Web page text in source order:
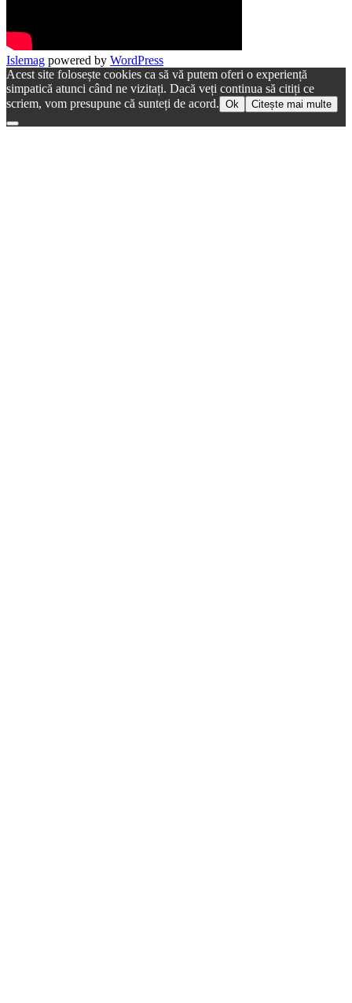
Islemag powered by WordPress
Acest site folosește cookies ca să vă putem oferi o experiență
simpatică atunci când ne vizitați. Dacă veți continua să citiți ce
scriem, vom presupune că sunteți de acord. Ok Citește mai multe